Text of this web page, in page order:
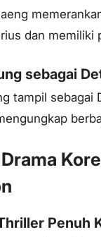
dan memiliki
sebagai
tampil sebagai
Penuh